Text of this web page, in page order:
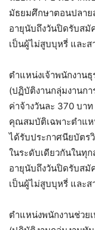
มัธยมศึกษาตอนปลา
อายุนับถึงวันปิดรับสมั
เป็นผู้ไม่สูบบุหรี่ และส
ตำแหน่งเจ้าพนักงาน
(ปฏิบัติงานกลุ่มงานก
ค่าจ้างวันละ 370 บาท
คุณสมบัติเฉพาะตำแห
ได้รับประกาศนียบัตร
ในระดับเดียวกันในทุก
อายุนับถึงวันปิดรับสมั
เป็นผู้ไม่สูบบุหรี่ และส
ตำแหน่งพนักงานช่วย